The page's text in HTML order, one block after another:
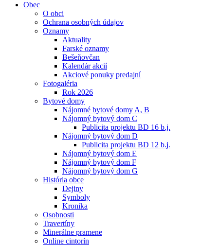
Obec
O obci
Ochrana osobných údajov
Oznamy
Aktuality
Farské oznamy
Bešeňovčan
Kalendár akcií
Akciové ponuky predajní
Fotogaléria
Rok 2026
Bytové domy
Nájomné bytové domy A, B
Nájomný bytový dom C
Publicita projektu BD 16 b.j.
Nájomný bytový dom D
Publicita projektu BD 12 b.j.
Nájomný bytový dom E
Nájomný bytový dom F
Nájomný bytový dom G
História obce
Dejiny
Symboly
Kronika
Osobnosti
Travertíny
Minerálne pramene
Online cintorín